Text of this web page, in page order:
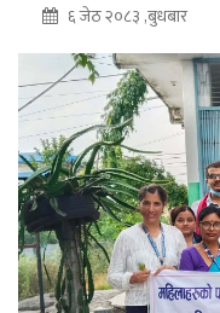
६ जेठ २०८३ ,बुधबार